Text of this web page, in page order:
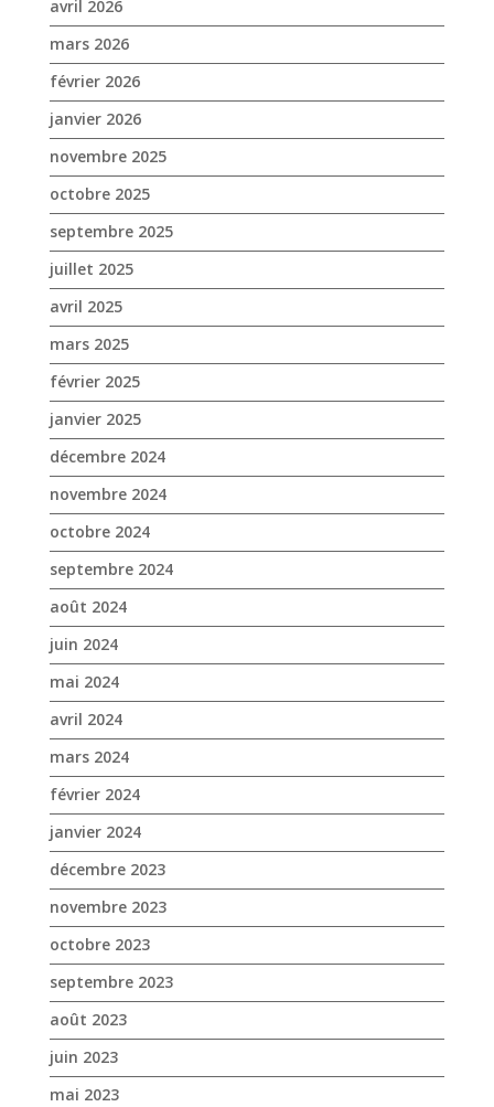
avril 2026
mars 2026
février 2026
janvier 2026
novembre 2025
octobre 2025
septembre 2025
juillet 2025
avril 2025
mars 2025
février 2025
janvier 2025
décembre 2024
novembre 2024
octobre 2024
septembre 2024
août 2024
juin 2024
mai 2024
avril 2024
mars 2024
février 2024
janvier 2024
décembre 2023
novembre 2023
octobre 2023
septembre 2023
août 2023
juin 2023
mai 2023